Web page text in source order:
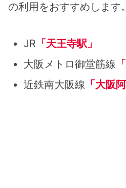
の利用をおすすめします。
JR 「天王寺駅」
大阪メトロ御堂筋線
近鉄南大阪線 「大阪